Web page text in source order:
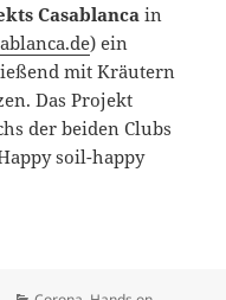
Casablanca in
) ein
mit Kräutern
Das Projekt
der beiden Clubs
soil-happy
für die